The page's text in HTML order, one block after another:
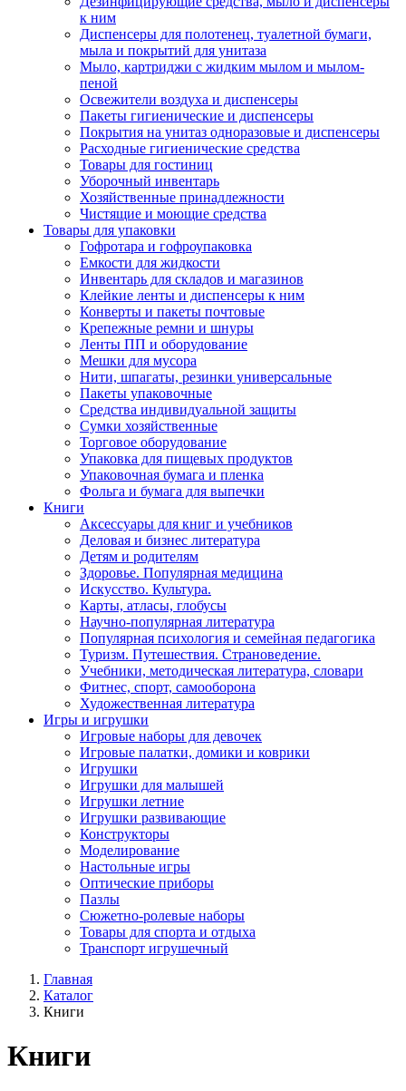
к ним
Диспенсеры для полотенец, туалетной бумаги,
мыла и покрытий для унитаза
Мыло, картриджи с жидким мылом и мылом-
пеной
Освежители воздуха и диспенсеры
Пакеты гигиенические и диспенсеры
Покрытия на унитаз одноразовые и диспенсеры
Расходные гигиенические средства
Товары для гостиниц
Уборочный инвентарь
Хозяйственные принадлежности
Чистящие и моющие средства
Товары для упаковки
Гофротара и гофроупаковка
Емкости для жидкости
Инвентарь для складов и магазинов
Клейкие ленты и диспенсеры к ним
Конверты и пакеты почтовые
Крепежные ремни и шнуры
Ленты ПП и оборудование
Мешки для мусора
Нити, шпагаты, резинки универсальные
Пакеты упаковочные
Средства индивидуальной защиты
Сумки хозяйственные
Торговое оборудование
Упаковка для пищевых продуктов
Упаковочная бумага и пленка
Фольга и бумага для выпечки
Книги
Аксессуары для книг и учебников
Деловая и бизнес литература
Детям и родителям
Здоровье. Популярная медицина
Искусство. Культура.
Карты, атласы, глобусы
Научно-популярная литература
Популярная психология и семейная педагогика
Туризм. Путешествия. Страноведение.
Учебники, методическая литература, словари
Фитнес, спорт, самооборона
Художественная литература
Игры и игрушки
Игровые наборы для девочек
Игровые палатки, домики и коврики
Игрушки
Игрушки для малышей
Игрушки летние
Игрушки развивающие
Конструкторы
Моделирование
Настольные игры
Оптические приборы
Пазлы
Сюжетно-ролевые наборы
Товары для спорта и отдыха
Транспорт игрушечный
Главная
Каталог
Книги
Книги